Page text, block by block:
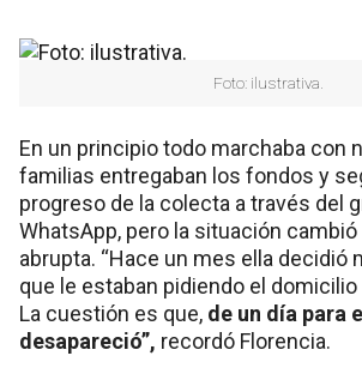
Foto: ilustrativa.
En un principio todo marchaba con
familias entregaban los fondos y
progreso de la colecta a través del
WhatsApp, pero la situación cambió
abrupta. “Hace un mes ella decidió
que le estaban pidiendo el domicilio
La cuestión es que, de un día para
desapareció”, recordó Florencia.